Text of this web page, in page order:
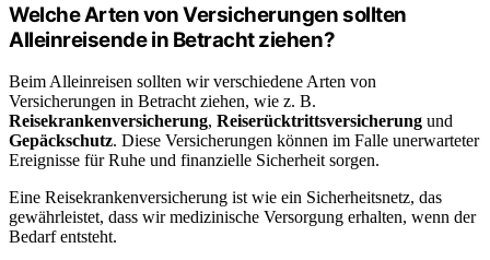
Welche Arten von Versicherungen sollten
Alleinreisende in Betracht ziehen?
Beim Alleinreisen sollten wir verschiedene Arten von
Versicherungen in Betracht ziehen, wie z. B.
Reisekrankenversicherung, Reiserücktrittsversicherung und
Gepäckschutz. Diese Versicherungen können im Falle unerwarteter
Ereignisse für Ruhe und finanzielle Sicherheit sorgen.
Eine Reisekrankenversicherung ist wie ein Sicherheitsnetz, das
gewährleistet, dass wir medizinische Versorgung erhalten, wenn der
Bedarf entsteht.